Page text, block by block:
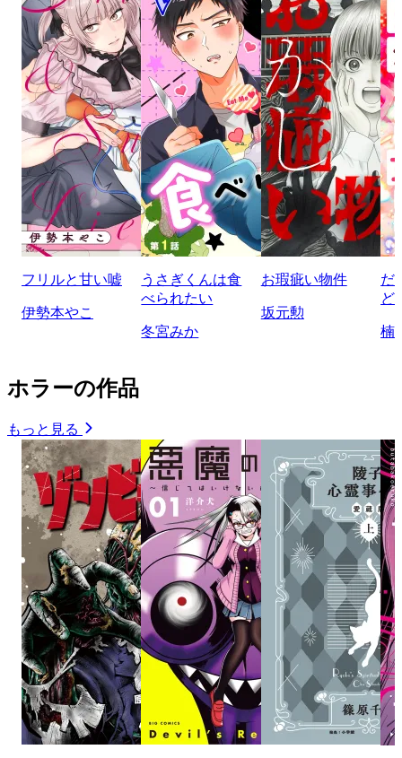
フリルと甘い嘘
伊勢本やこ
うさぎくんは食
べられたい
冬宮みか
お瑕疵い物件
坂元勲
だ
ど
楠
ホラーの作品
もっと見る